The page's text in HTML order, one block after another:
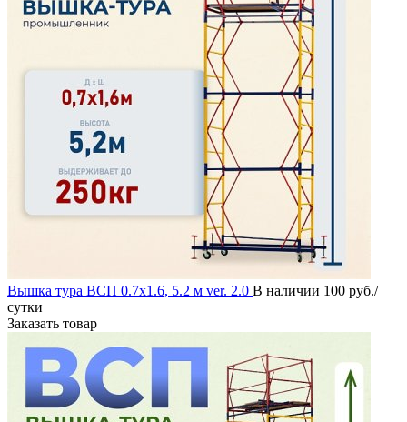
Вышка тура ВСП 0.7х1.6, 5.2 м ver. 2.0 В наличии 100 руб./
сутки
Заказать товар